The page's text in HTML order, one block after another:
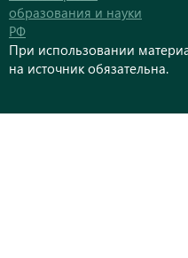
образования и науки
РФ
При использовании
на источник обязательна.